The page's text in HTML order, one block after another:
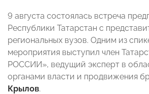
9 августа состоялась встреча
Республики Татарстан с
региональных вузов. Одним из
мероприятия выступил член
РОССИИ», ведущий эксперт в
органами власти и продвижения
Крылов.